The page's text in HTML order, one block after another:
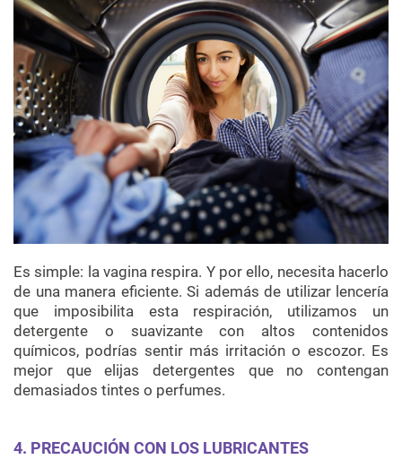
Es simple: la vagina respira. Y por ello, necesita hacerlo
de una manera eficiente. Si además de utilizar lencería
que imposibilita esta respiración, utilizamos un
detergente o suavizante con altos contenidos
químicos, podrías sentir más irritación o escozor. Es
mejor que elijas detergentes que no contengan
demasiados tintes o perfumes.
4. PRECAUCIÓN CON LOS LUBRICANTES